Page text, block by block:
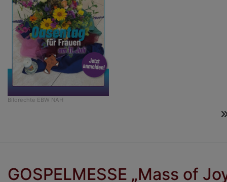
Bildrechte EBW NAH
GOSPELMESSE „Mass of